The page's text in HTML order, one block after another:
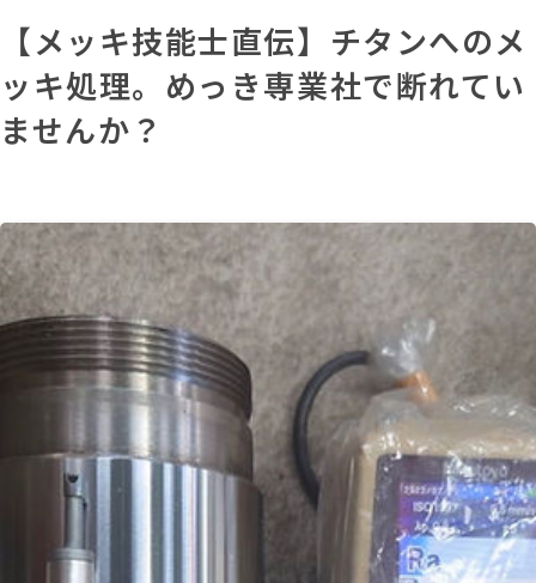
【メッキ技能士直伝】チタンへのメ
ッキ処理。めっき専業社で断れてい
ませんか？